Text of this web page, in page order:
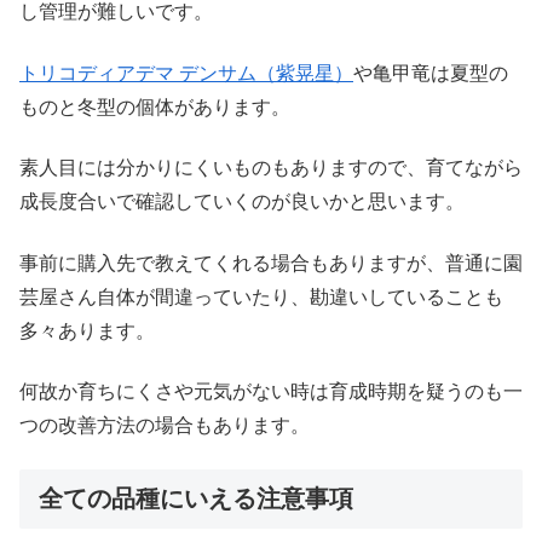
し管理が難しいです。
トリコディアデマ デンサム（紫晃星） や亀甲竜は夏型の
ものと冬型の個体があります。
素人目には分かりにくいものもありますので、育てながら
成長度合いで確認していくのが良いかと思います。
事前に購入先で教えてくれる場合もありますが、普通に園
芸屋さん自体が間違っていたり、勘違いしていることも
多々あります。
何故か育ちにくさや元気がない時は育成時期を疑うのも一
つの改善方法の場合もあります。
全ての品種にいえる注意事項